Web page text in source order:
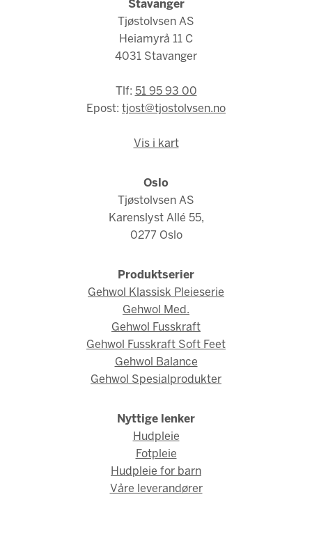
Stavanger
Tjøstolvsen AS
Heiamyrå 11 C
4031 Stavanger
Tlf: 51 95 93 00
Epost: tjost@tjostolvsen.no
Vis i kart
Oslo
Tjøstolvsen AS
Karenslyst Allé 55,
0277 Oslo
Produktserier
Gehwol Klassisk Pleieserie
Gehwol Med.
Gehwol Fusskraft
Gehwol Fusskraft Soft Feet
Gehwol Balance
Gehwol Spesialprodukter
Nyttige lenker
Hudpleie
Fotpleie
Hudpleie for barn
Våre leverandører